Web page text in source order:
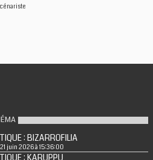
: BIZARROFILIA
juin 2026 à 15:36:00